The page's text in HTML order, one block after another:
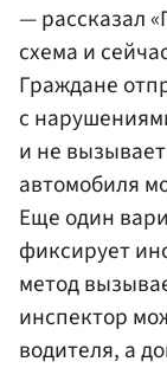
— рассказал
схема и
Граждане
с
и не
автомобиля
Еще один
фиксирует
метод
инспектор
водителя, а